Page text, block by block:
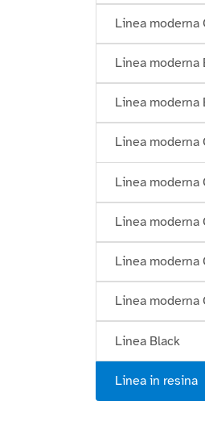
Linea moderna
Linea moderna
Linea moderna
Linea moderna
Linea moderna
Linea moderna
Linea moderna
Linea moderna
Linea Black
Linea in resina